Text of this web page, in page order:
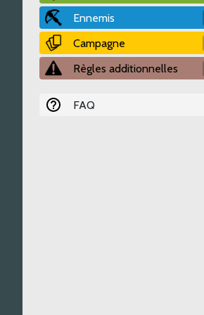
Ennemis
Campagne
Règles additionnelles
FAQ